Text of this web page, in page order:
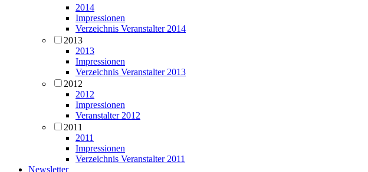
2014
Impressionen
Verzeichnis Veranstalter 2014
2013
2013
Impressionen
Verzeichnis Veranstalter 2013
2012
2012
Impressionen
Veranstalter 2012
2011
2011
Impressionen
Verzeichnis Veranstalter 2011
Newsletter